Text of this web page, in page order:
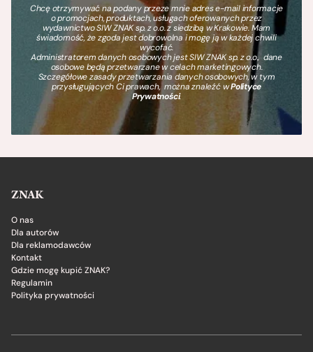
Chcę otrzymywać na podany przeze mnie adres e-mail informacje
o promocjach, produktach, usługach oferowanych przez
wydawnictwo SIW ZNAK sp. z o.o. z siedzibą w Krakowie. Mam
świadomość, że zgoda jest dobrowolna i mogę ją w każdej chwili
wycofać.
Administratorem danych osobowych jest SIW ZNAK sp. z o.o., dane
osobowe będą przetwarzane w celach marketingowych.
Szczegółowe zasady przetwarzania danych osobowych, w tym
przysługujących Ci prawach, można znaleźć wPolityce
Prywatności.
ZNAK
O nas
Dla autorów
Dla reklamodawców
Kontakt
Gdzie mogę kupić ZNAK?
Regulamin
Polityka prywatności